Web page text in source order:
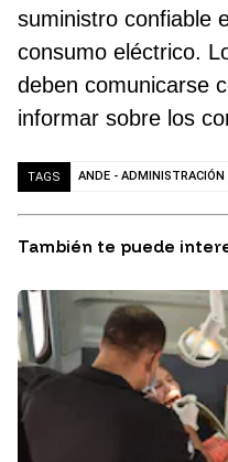
suministro confiable
consumo eléctrico.
deben comunicarse
informar sobre los
TAGS ANDE - ADMINISTRACIÓN
También te puede